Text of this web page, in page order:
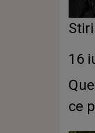
Stiri
16
ce